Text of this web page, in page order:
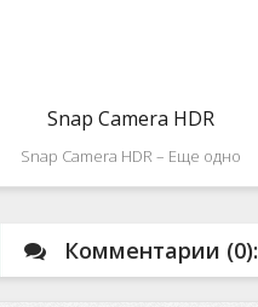
Snap Camera HDR
Snap Camera HDR – Еще одно
фотографии! Отличнейший
пользовательский интерфейс со
Комментарии (0):